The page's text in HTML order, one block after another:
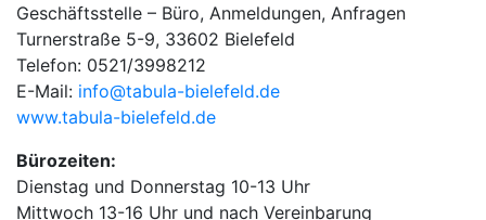
Geschäftsstelle – Büro, Anmeldungen, Anfragen
Turnerstraße 5-9, 33602 Bielefeld
Telefon: 0521/3998212
E-Mail: info@tabula-bielefeld.de
www.tabula-bielefeld.de
Bürozeiten:
Dienstag und Donnerstag 10-13 Uhr
Mittwoch 13-16 Uhr und nach Vereinbarung